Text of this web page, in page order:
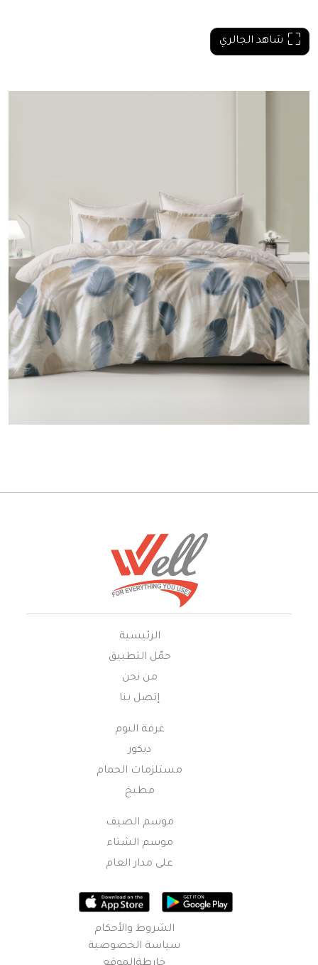
شاهد الجالري
الرئيسية
حمّل التطبيق
من نحن
إتصل بنا
غرفة النوم
ديكور
مستلزمات الحمام
مطبخ
موسم الصيف
موسم الشتاء
على مدار العام
الشروط والأحكام
سياسة الخصوصية